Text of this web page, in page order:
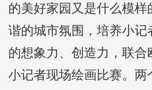
的美好家园又是什么模样
谐的城市氛围，培养小记
的想象力、创造力，联
小记者现场绘画比赛。两